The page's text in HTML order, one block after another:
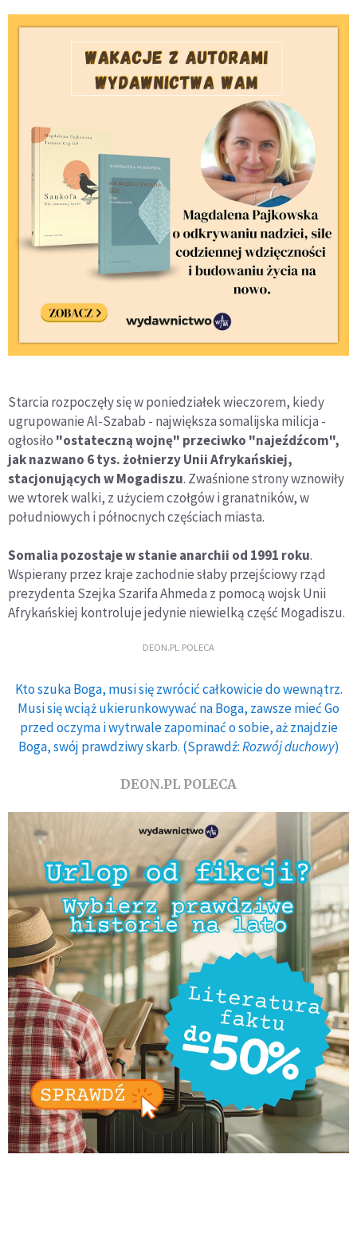
Starcia rozpoczęły się w poniedziałek wieczorem, kiedy
ugrupowanie Al-Szabab - największa somalijska milicja -
ogłosiło "ostateczną wojnę" przeciwko "najeźdźcom",
jak nazwano 6 tys. żołnierzy Unii Afrykańskiej,
stacjonujących w Mogadiszu. Zwaśnione strony wznowiły
we wtorek walki, z użyciem czołgów i granatników, w
południowych i północnych częściach miasta.
Somalia pozostaje w stanie anarchii od 1991 roku.
Wspierany przez kraje zachodnie słaby przejściowy rząd
prezydenta Szejka Szarifa Ahmeda z pomocą wojsk Unii
Afrykańskiej kontroluje jedynie niewielką część Mogadiszu.
DEON.PL POLECA
Kto szuka Boga, musi się zwrócić całkowicie do wewnątrz.
Musi się wciąż ukierunkowywać na Boga, zawsze mieć Go
przed oczyma i wytrwale zapominać o sobie, aż znajdzie
Boga, swój prawdziwy skarb. (Sprawdź:Rozwój duchowy)
DEON.PL POLECA